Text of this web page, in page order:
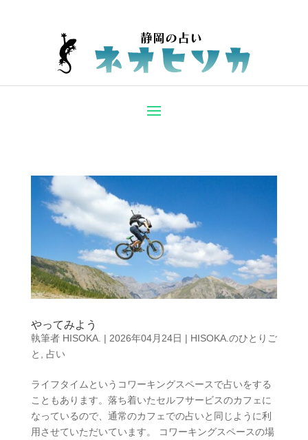
やってみよう
執筆者 HISOKA. | 2026年04月24日 | HISOKA.のひとりご
と
占い
ライフタイムというコワーキングスペースで占いをする
こともあります。落ち着いたセルフサービスのカフェに
なっているので、通常のカフェでの占いと同じように利
用させていただいています。 コワーキングスペースの場